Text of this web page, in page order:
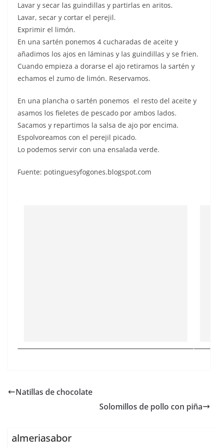
Lavar y secar las guindillas y partirlas en aritos.
Lavar, secar y cortar el perejil.
Exprimir el limón.
En una sartén ponemos 4 cucharadas de aceite y
añadimos los ajos en láminas y las guindillas y se frien.
Cuando empieza a dorarse el ajo retiramos la sartén y
echamos el zumo de limón. Reservamos.
En una plancha o sartén ponemos el resto del aceite y
asamos los fieletes de pescado por ambos lados.
Sacamos y repartimos la salsa de ajo por encima.
Espolvoreamos con el perejil picado.
Lo podemos servir con una ensalada verde.
Fuente: potinguesyfogones.blogspot.com
Natillas de chocolate
Solomillos de pollo con piña
almeriasabor